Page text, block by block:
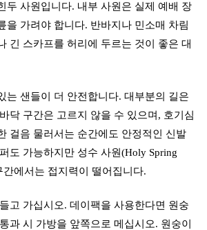
두 사원입니다. 내부 사원은 실제 예배 장
을 가려야 합니다. 반바지나 민소매 차림
긴 스카프를 허리에 두르는 것이 좋은 대
는 샌들이 더 안전합니다. 대부분의 길은
닥 구간은 고르지 않을 수 있으며, 호기심
걸음 물러서는 순간에도 안정적인 신발
도 가능하지만 성수 사원(Holy Spring
간에서는 접지력이 떨어집니다.
고 가십시오. 데이팩을 사용한다면 원숭
과 시 가방을 앞쪽으로 메십시오. 원숭이